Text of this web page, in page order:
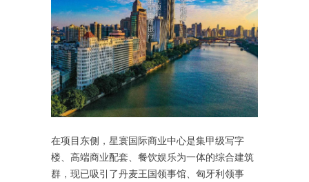
在项目东侧，星寰国际商业中心是集甲级写字
楼、高端商业配套、餐饮娱乐为一体的综合建筑
群，现已吸引了丹麦王国领事馆、匈牙利领事